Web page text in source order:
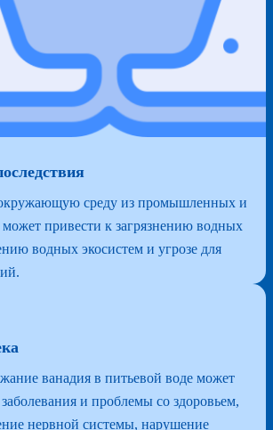
среду из промышленных и
привести к загрязнению водных
водных экосистем и угрозе для
ванадия в питьевой воде может
и проблемы со здоровьем,
нервной системы, нарушение